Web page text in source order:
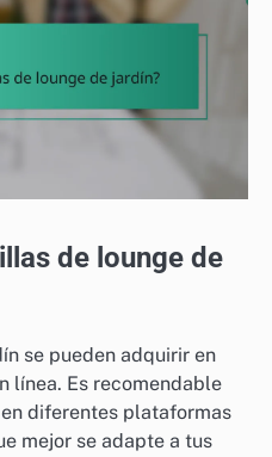
de lounge de
se pueden adquirir en
línea. Es recomendable
diferentes plataformas
mejor se adapte a tus